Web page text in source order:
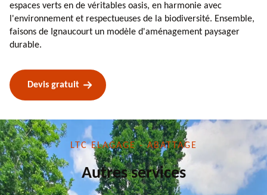
espaces verts en de véritables oasis, en harmonie avec
l'environnement et respectueuses de la biodiversité. Ensemble,
faisons de Ignaucourt un modèle d'aménagement paysager
durable.
Devis gratuit
LTC ELAGAGE - ABATTAGE
Autres services